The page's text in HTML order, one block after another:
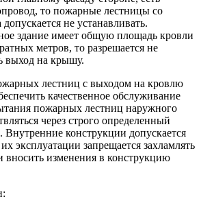
то пожарные лестницы со
не устанавливать.
здание имеет общую площадь кровли
метров, то разрешается не
выход на крышу.
лестниц с выходом на кровлю
качественное обслуживание
пожарных лестниц наружного
через строго определенный
конструкции допускается
эксплуатации запрещается захламлять
вносить изменения в конструкцию